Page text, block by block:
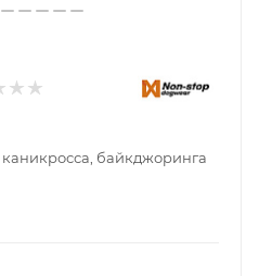
байкджоринга